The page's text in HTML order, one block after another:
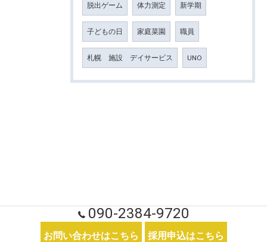
脱出ゲーム 体力測定 新学期
子どもの日 家庭菜園 職員
札幌 施設 デイサービス UNO
090-2384-9720
お問い合わせはこちら 採用申込はこちら